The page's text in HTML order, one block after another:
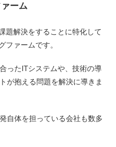
ーム
題解決をすることに特化して
ファームです。
ったITシステムや、技術の導
が抱える問題を解決に導きま
自体を担っている会社も数多